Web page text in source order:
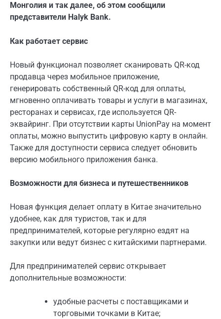
Монголия и так далее, об этом сообщили
представители Halyk Bank.
Как работает сервис
Новый функционал позволяет сканировать QR-код
продавца через мобильное приложение,
генерировать собственный QR-код для оплаты,
мгновенно оплачивать товары и услуги в магазинах,
ресторанах и сервисах, где используется QR-
эквайринг. При отсутствии карты UnionPay на момент
оплаты, можно выпустить цифровую карту в онлайн.
Также для доступности сервиса следует обновить
версию мобильного приложения банка.
Возможности для бизнеса и путешественников
Новая функция делает оплату в Китае значительно
удобнее, как для туристов, так и для
предпринимателей, которые регулярно ездят на
закупки или ведут бизнес с китайскими партнерами.
Для предпринимателей сервис открывает
дополнительные возможности:
удобные расчеты с поставщиками и
торговыми точками в Китае;